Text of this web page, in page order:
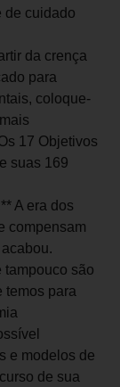
de cuidado
da crença
para
coloque-
17 Objetivos
suas 169
A era dos
compensam
tampouco são
temos para
e modelos de
de sua